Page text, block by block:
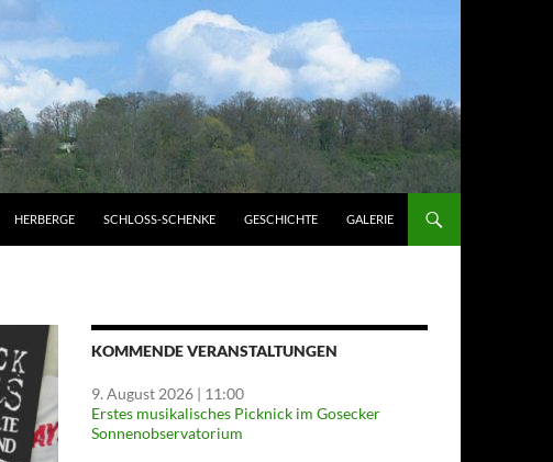
HERBERGE SCHLOSS-SCHENKE GESCHICHTE GALERIE
KOMMENDE VERANSTALTUNGEN
9. August 2026 | 11:00
Erstes musikalisches Picknick im Gosecker
Sonnenobservatorium